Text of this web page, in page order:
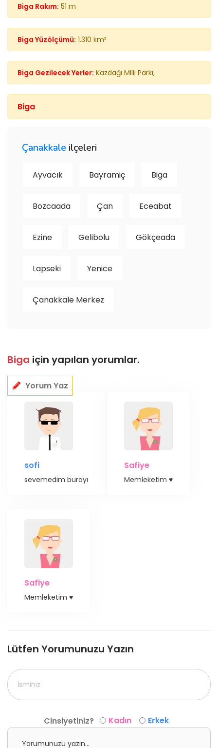
Biga Rakım: 51 m
Biga Yüzölçümü: 1.310 km²
Biga Gezilecek Yerler: Kazdağı Milli Parkı,
Biga
Çanakkale ilçeleri
Ayvacık Bayramiç Biga
Bozcaada Çan Eceabat
Ezine Gelibolu Gökçeada
Lapseki Yenice
Çanakkale Merkez
Biga için yapılan yorumlar.
Yorum Yaz
sofi
sevemedim burayı
Safiye
Memleketim ♥️
Safiye
Memleketim ♥️
Lütfen Yorumunuzu Yazın
Cinsiyetiniz? Kadın Erkek